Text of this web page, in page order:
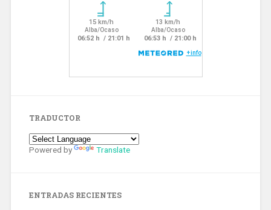
TRADUCTOR
Powered by Translate
ENTRADAS RECIENTES